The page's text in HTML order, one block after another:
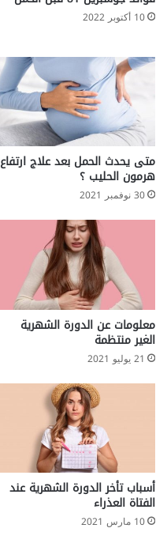
10 أكتوبر 2022
متى يحدث الحمل بعد علاج ارتفاع
هرمون الحليب ؟
30 نوفمبر 2021
معلومات عن الدورة الشهرية
الغير منتظمة
21 يوليو 2021
أسباب تأخر الدورة الشهرية عند
الفتاة العذراء
10 مارس 2021